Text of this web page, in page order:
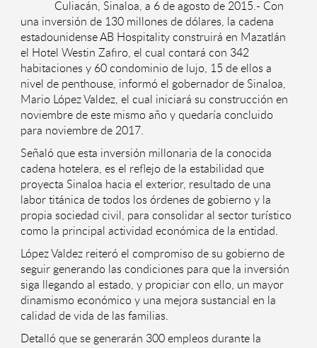
Culiacán, Sinaloa, a 6 de agosto de 2015.- Con
una inversión de 130 millones de dólares, la cadena
estadounidense AB Hospitality construirá en Mazatlán
el Hotel Westin Zafiro, el cual contará con 342
habitaciones y 60 condominio de lujo, 15 de ellos a
nivel de penthouse, informó el gobernador de Sinaloa,
Mario López Valdez, el cual iniciará su construcción en
noviembre de este mismo año y quedaría concluido
para noviembre de 2017.
Señaló que esta inversión millonaria de la conocida
cadena hotelera, es el reflejo de la estabilidad que
proyecta Sinaloa hacia el exterior, resultado de una
labor titánica de todos los órdenes de gobierno y la
propia sociedad civil, para consolidar al sector turístico
como la principal actividad económica de la entidad.
López Valdez reiteró el compromiso de su gobierno de
seguir generando las condiciones para que la inversión
siga llegando al estado, y propiciar con ello, un mayor
dinamismo económico y una mejora sustancial en la
calidad de vida de las familias.
Detalló que se generarán 300 empleos durante la